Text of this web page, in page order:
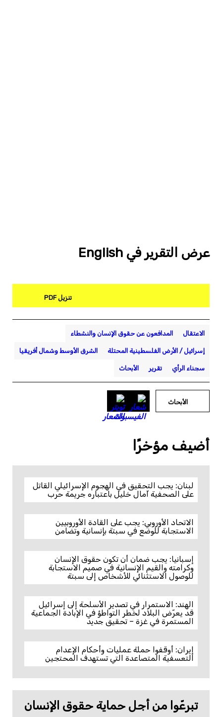
عرض التقرير في English
تنزيل PDF
الاعتقال المدافعون عن حقوق الإنسان والنشطاء
إسرائيل / الأرض الفلسطينية المحتلة الشرق الأوسط وشمال أفريقيا
سجناء الرأي تقرير الأبحاث
الأبحاث
أضيف مؤخرًا
لبنان: يجب التحقيق في الهجوم الإسرائيلي القاتل
على الصحفية آمال خليل باعتباره جريمة حرب
الاتحاد الأوروبي: يجب على القادة الأوروبيين
الاستجابة للوضع في سبتة بإنسانية وتضامن
إسبانيا: يجب ضمان أن تكون حقوق الإنسان
وكرامته والقيم الإنسانية في صميم الاستجابة
للوصول الاستثنائي للأشخاص إلى سبتة
الهند: الاستمرار في تصدير الأسلحة إلى إسرائيل
قد يعرّض البلاد لخطر التواطؤ في الإبادة الجماعية
المستمرة في غزة – تحقيق جديد
إيران: أوقفوا حملة عمليات وأحكام الإعدام
التعسفية المتصاعدة التي تستهدف المحتجين
تبرعّوا من أجل حماية حقوق الإنسان